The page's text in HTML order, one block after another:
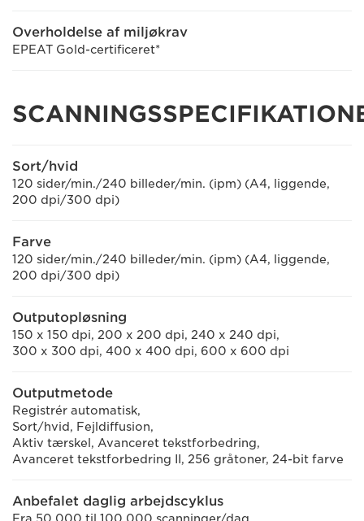
Overholdelse af miljøkrav
EPEAT Gold-certificeret*
Sort/hvid
120 sider/min./240 billeder/min. (ipm) (A4, liggende,
200 dpi/300 dpi)
Farve
120 sider/min./240 billeder/min. (ipm) (A4, liggende,
200 dpi/300 dpi)
Outputopløsning
150 x 150 dpi, 200 x 200 dpi, 240 x 240 dpi,
300 x 300 dpi, 400 x 400 dpi, 600 x 600 dpi
Outputmetode
Registrér automatisk,
Sort/hvid, Fejldiffusion,
Aktiv tærskel, Avanceret tekstforbedring,
Avanceret tekstforbedring II, 256 gråtoner, 24-bit farve
Anbefalet daglig arbejdscyklus